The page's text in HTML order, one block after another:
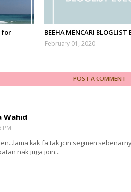
for
BEEHA MENCARI BLOGLIST
February 01, 2020
POST A COMMENT
Wahid
PM
kak fa tak join segmen
nak juga join...